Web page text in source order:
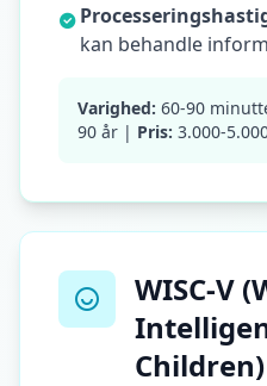
r
a
c
o
u
g
e
s
s
kan behandle
Varighed: 60-90
90 år | Pris: 3.000-
WISC-V
Children)